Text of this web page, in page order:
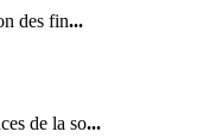
des fin...
de la so...